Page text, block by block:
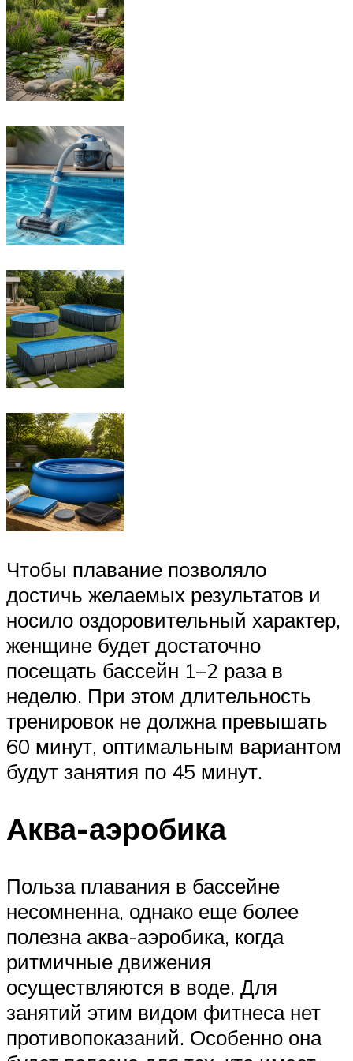
Чтобы плавание позволяло
достичь желаемых результатов и
носило оздоровительный характер,
женщине будет достаточно
посещать бассейн 1–2 раза в
неделю. При этом длительность
тренировок не должна превышать
60 минут, оптимальным вариантом
будут занятия по 45 минут.
Аква-аэробика
Польза плавания в бассейне
несомненна, однако еще более
полезна аква-аэробика, когда
ритмичные движения
осуществляются в воде. Для
занятий этим видом фитнеса нет
противопоказаний. Особенно она